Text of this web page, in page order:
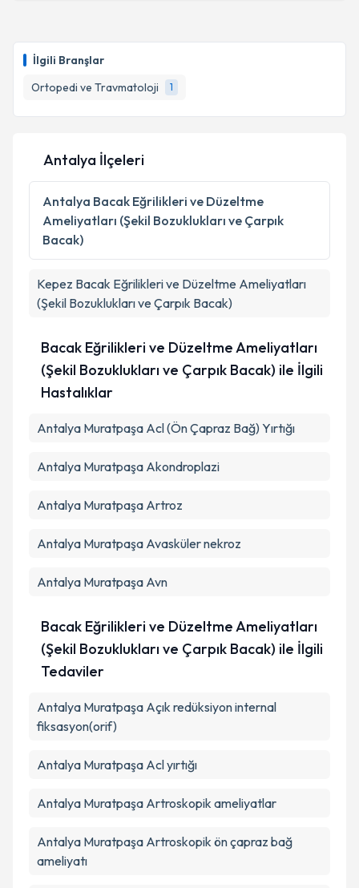
İlgili Branşlar
Ortopedi ve Travmatoloji
1
Antalya İlçeleri
Antalya Bacak Eğrilikleri ve Düzeltme
Ameliyatları (Şekil Bozuklukları ve Çarpık
Bacak)
Kepez Bacak Eğrilikleri ve Düzeltme Ameliyatları
(Şekil Bozuklukları ve Çarpık Bacak)
Bacak Eğrilikleri ve Düzeltme Ameliyatları
(Şekil Bozuklukları ve Çarpık Bacak) ile İlgili
Hastalıklar
Antalya Muratpaşa Acl (Ön Çapraz Bağ) Yırtığı
Antalya Muratpaşa Akondroplazi
Antalya Muratpaşa Artroz
Antalya Muratpaşa Avasküler nekroz
Antalya Muratpaşa Avn
Bacak Eğrilikleri ve Düzeltme Ameliyatları
(Şekil Bozuklukları ve Çarpık Bacak) ile İlgili
Tedaviler
Antalya Muratpaşa Açık redüksiyon internal
fiksasyon(orif)
Antalya Muratpaşa Acl yırtığı
Antalya Muratpaşa Artroskopik ameliyatlar
Antalya Muratpaşa Artroskopik ön çapraz bağ
ameliyatı